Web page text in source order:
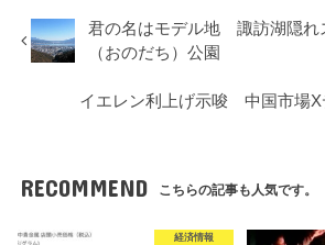
君の名はモデル地 諏訪湖隠
（おのだち）公園
イエレン利上げ示唆 中国市場X
RECOMMEND こちらの記事も人気です。
経済情報